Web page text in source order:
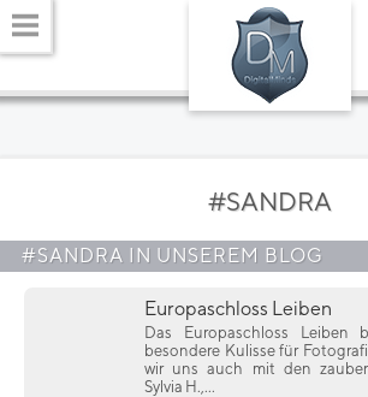
#SANDRA
#SANDRA IN UNSEREM BLOG
Europaschloss Leiben
Das Europaschloss Leiben
besondere Kulisse für
wir uns auch mit den
Sylvia H.,...